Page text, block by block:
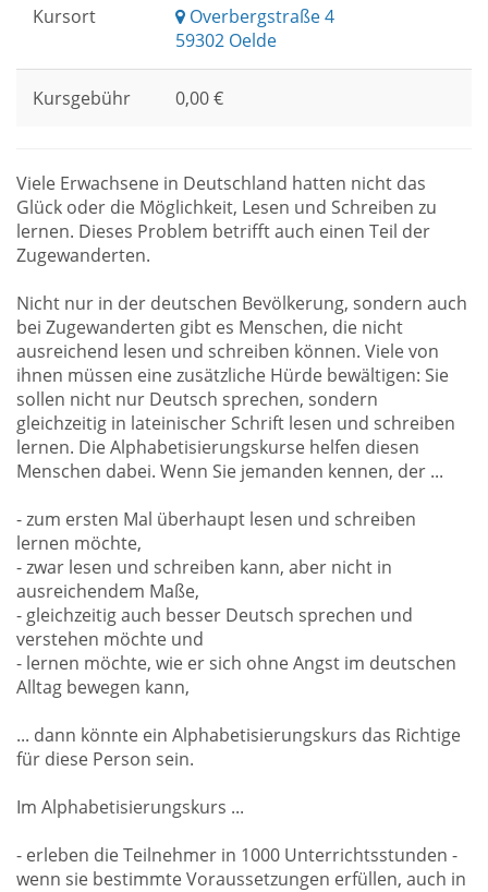
Kursort
Overbergstraße 4
59302 Oelde
Kursgebühr 0,00 €
Viele Erwachsene in Deutschland hatten nicht das
Glück oder die Möglichkeit, Lesen und Schreiben zu
lernen. Dieses Problem betrifft auch einen Teil der
Zugewanderten.
Nicht nur in der deutschen Bevölkerung, sondern auch
bei Zugewanderten gibt es Menschen, die nicht
ausreichend lesen und schreiben können. Viele von
ihnen müssen eine zusätzliche Hürde bewältigen: Sie
sollen nicht nur Deutsch sprechen, sondern
gleichzeitig in lateinischer Schrift lesen und schreiben
lernen. Die Alphabetisierungskurse helfen diesen
Menschen dabei. Wenn Sie jemanden kennen, der ...
- zum ersten Mal überhaupt lesen und schreiben
lernen möchte,
- zwar lesen und schreiben kann, aber nicht in
ausreichendem Maße,
- gleichzeitig auch besser Deutsch sprechen und
verstehen möchte und
- lernen möchte, wie er sich ohne Angst im deutschen
Alltag bewegen kann,
... dann könnte ein Alphabetisierungskurs das Richtige
für diese Person sein.
Im Alphabetisierungskurs ...
- erleben die Teilnehmer in 1000 Unterrichtsstunden -
wenn sie bestimmte Voraussetzungen erfüllen, auch in